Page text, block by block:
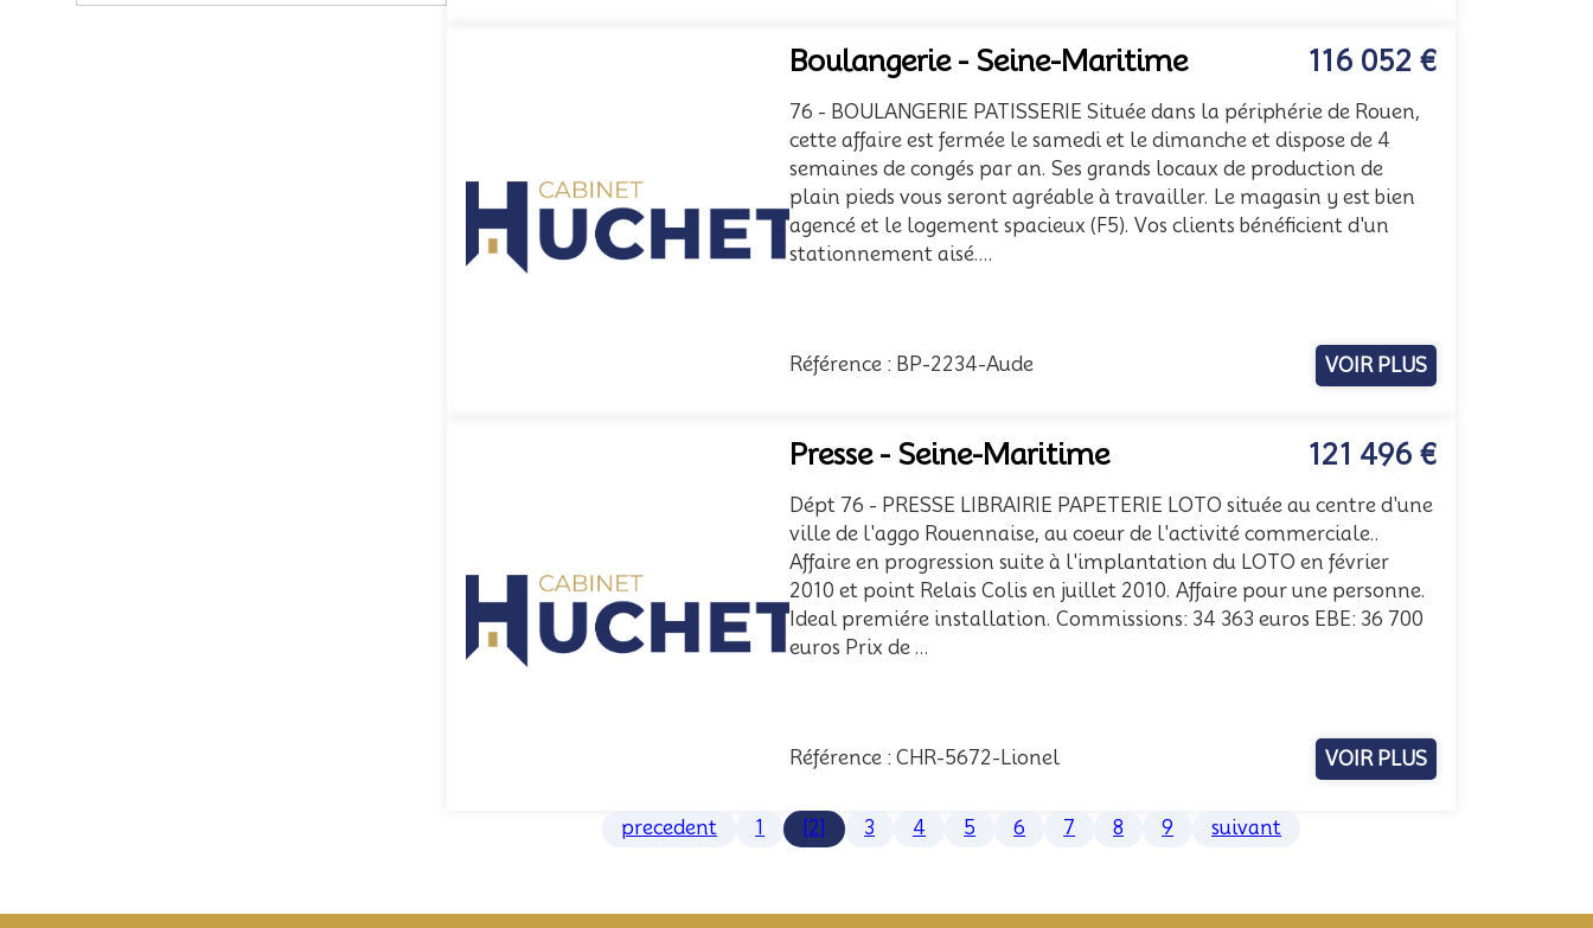
Boulangerie - Seine-Maritime 116 052 €
76 - BOULANGERIE PATISSERIE Située dans la périphérie de Rouen,
cette affaire est fermée le samedi et le dimanche et dispose de 4
semaines de congés par an. Ses grands locaux de production de
plain pieds vous seront agréable à travailler. Le magasin y est bien
agencé et le logement spacieux (F5). Vos clients bénéficient d'un
stationnement aisé....
Référence : BP-2234-Aude VOIR PLUS
Presse - Seine-Maritime 121 496 €
Dépt 76 - PRESSE LIBRAIRIE PAPETERIE LOTO située au centre d'une
ville de l'aggo Rouennaise, au coeur de l'activité commerciale..
Affaire en progression suite à l'implantation du LOTO en février
2010 et point Relais Colis en juillet 2010. Affaire pour une personne.
Ideal premiére installation. Commissions: 34 363 euros EBE: 36 700
euros Prix de ...
Référence : CHR-5672-Lionel VOIR PLUS
precedent 1 [2] 3 4 5 6 7 8 9 suivant